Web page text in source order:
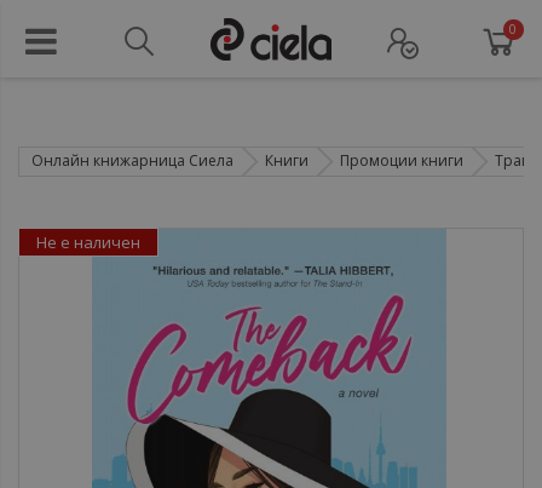
0
Онлайн книжарница Сиела Книги Промоции книги
Не е наличен